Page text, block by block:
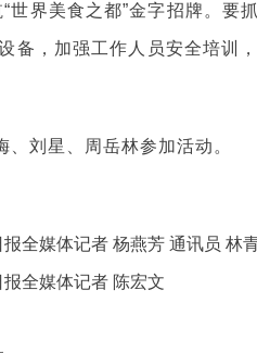
“世界美食之都”金字招牌。
备，加强工作人员安全培训
、刘星、周岳林参加活动。
全媒体记者 杨燕芳 通讯员 林
全媒体记者 陈宏文